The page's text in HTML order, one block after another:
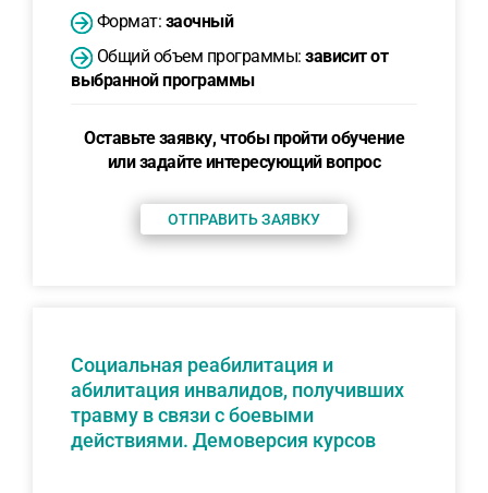
Формат: заочный
Общий объем программы: зависит от
выбранной программы
Оставьте заявку, чтобы пройти обучение
или задайте интересующий вопрос
ОТПРАВИТЬ ЗАЯВКУ
Социальная реабилитация и
абилитация инвалидов, получивших
травму в связи с боевыми
действиями. Демоверсия курсов